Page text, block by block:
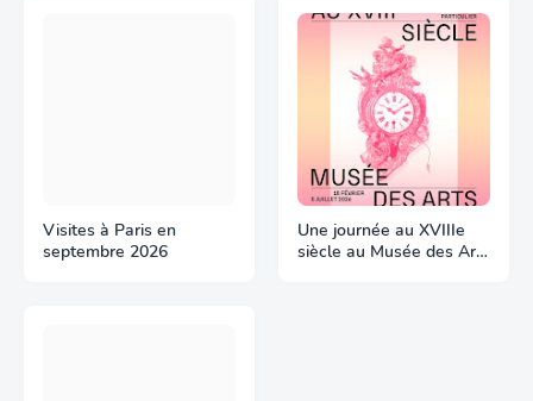
Visites à Paris en
septembre 2026
Une journée au XVIIIe
siècle au Musée des Arts